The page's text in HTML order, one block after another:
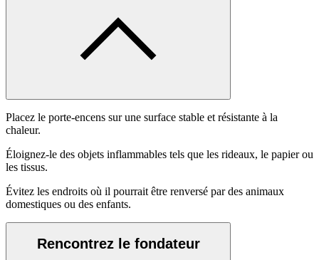
Placez le porte-encens sur une surface stable et résistante à la
chaleur.
Éloignez-le des objets inflammables tels que les rideaux, le papier ou
les tissus.
Évitez les endroits où il pourrait être renversé par des animaux
domestiques ou des enfants.
Rencontrez le fondateur